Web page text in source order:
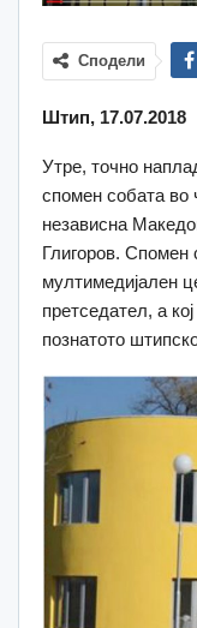
Сподели
Штип, 17.07.2018
Утре, точно
спомен собата во
независна
Глигоров. Спомен
мултимедијален
претседател, а
познатото